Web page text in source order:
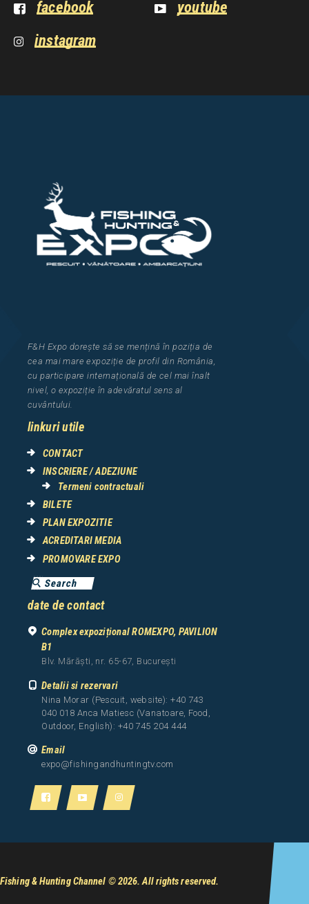
facebook
youtube
instagram
F&H Expo dorește să se mențină în poziția de
cea mai mare expoziție de profil din România
cu participare internațională de cel maiînalt
nivel, o expoziție în adevăratul sens al
cuvântului.
linkuri utile
CONTACT
INSCRIERE / ADEZIUNE
Termeni contractuali
BILETE
PLAN EXPOZITIE
ACREDITARI MEDIA
PROMOVARE EXPO
date de contact
Complex expozițional ROMEXPO, PAVILION
B1
Blv. Mărăști, nr. 65-67, București
Detalii si rezervari
Nina Morar (Pescuit, website): +40 743
040 018 Anca Matiesc (Vanatoare, Food,
Outdoor, English): +40 745 204 444
Email
expo@fishingandhuntingtv.com
Fishing & Hunting Channel © 2026. All rights reserved.